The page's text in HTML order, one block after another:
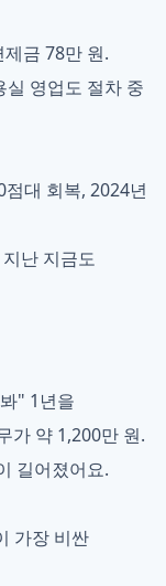
금 78만 원.
실 영업도 절차 중
대 회복, 2024년
난 지금도
" 1년을
가 약 1,200만 원.
길어졌어요.
가장 비싼